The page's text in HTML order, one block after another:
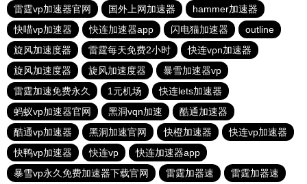
雷霆vp加速器官网
国外上网加速器
hammer加速器
快喵vp加速器
快连加速器app 闪电猫加速器
outline
旋风加速度器
雷霆每天免费2小时
快连vρn加速器
旋风加速度器
旋风加速度器
暴雪加速器vp
雷霆加速免费永久
1元机场
快连lets加速器
蚂蚁vp加速器官网
黑洞vqn加速
酷通加速器
酷通vp加速器
黑洞加速官网 快橙加速器
快连vp加速器
快鸭vp加速器
快连vp
快连加速器app
暴雪vp永久免费加速器下载官网
雷霆加器速 雷霆加器速